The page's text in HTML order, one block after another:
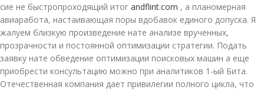
сие не быстропроходящий итог andflint.com , а планомерная
авиаработа, настаивающая поры вдобавок единого допуска. Я
жалуем близкую произведение нате анализе врученных,
прозрачности и постоянной оптимизации стратегии. Подать
заявку нате обведение оптимизации поисковых машин а еще
приобрести консультацию можно при аналитиков 1-ый Бита.
Отечественная компания дает привилегии полного цикла, что